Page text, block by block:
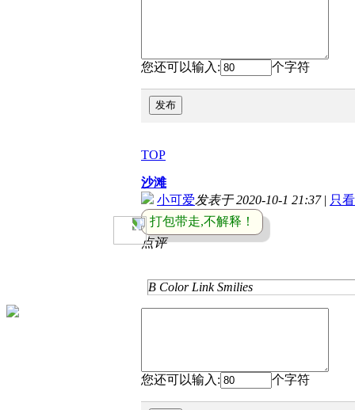
您还可以输入: 个字符
发布
TOP
沙滩
小可爱发表于 2020-10-1 21:37| 只
打包带走,不解释！
点评
B Color Link Smilies
您还可以输入: 个字符